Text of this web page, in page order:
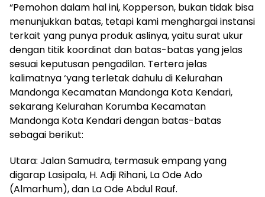
“Pemohon dalam hal ini, Kopperson, bukan tidak bisa
menunjukkan batas, tetapi kami menghargai instansi
terkait yang punya produk aslinya, yaitu surat ukur
dengan titik koordinat dan batas-batas yang jelas
sesuai keputusan pengadilan. Tertera jelas
kalimatnya ‘yang terletak dahulu di Kelurahan
Mandonga Kecamatan Mandonga Kota Kendari,
sekarang Kelurahan Korumba Kecamatan
Mandonga Kota Kendari dengan batas-batas
sebagai berikut:
Utara: Jalan Samudra, termasuk empang yang
digarap Lasipala, H. Adji Rihani, La Ode Ado
(Almarhum), dan La Ode Abdul Rauf.